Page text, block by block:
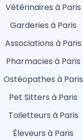
Vétérinaires à Paris
Garderies à Paris
Associations à Paris
Pharmacies à Paris
Ostéopathes à Paris
Pet Sitters à Paris
Toiletteurs à Paris
Éleveurs à Paris